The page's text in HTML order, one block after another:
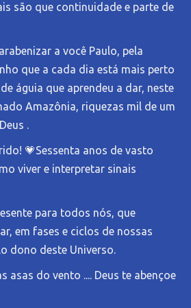
são que continuidade e parte de
a você Paulo, pela
que a cada dia está mais perto
águia que aprendeu a dar, neste
Amazônia, riquezas mil de um
.
💗Sessenta anos de vasto
viver e interpretar sinais
para todos nós, que
em fases e ciclos de nossas
dono deste Universo.
asas do vento .... Deus te abençoe